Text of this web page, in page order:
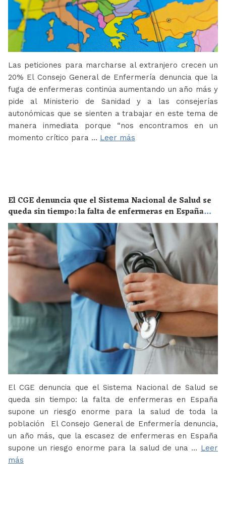
Las peticiones para marcharse al extranjero crecen un
20% El Consejo General de Enfermería denuncia que la
fuga de enfermeras continúa aumentando un año más y
pide al Ministerio de Sanidad y a las consejerías
autonómicas que se sienten a trabajar en este tema de
manera inmediata porque “nos encontramos en un
momento crítico para … Leer más
El CGE denuncia que el Sistema Nacional de Salud se
queda sin tiempo: la falta de enfermeras en España
supone un riesgo enorme para la salud de toda la
población
El CGE denuncia que el Sistema Nacional de Salud se
queda sin tiempo: la falta de enfermeras en España
supone un riesgo enorme para la salud de toda la
población El Consejo General de Enfermería denuncia,
un año más, que la escasez de enfermeras en España
supone un riesgo enorme para la salud de una … Leer
más